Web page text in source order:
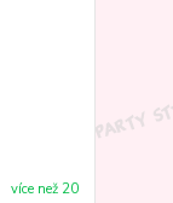
více než 20